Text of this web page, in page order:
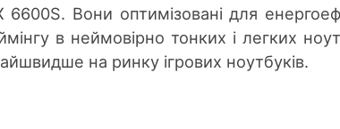
6600S. Вони оптимізовані для
в неймовірно тонких і легких
на ринку ігрових ноутбуків.